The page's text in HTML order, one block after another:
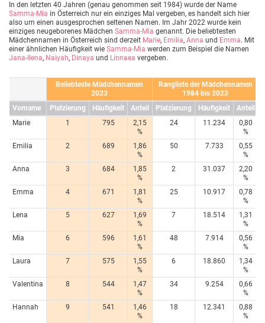
In den letzten 40 Jahren (genau genommen seit 1984) wurde der Name
Samma-Mia in Österreich nur ein einziges Mal vergeben, es handelt sich hier
also um einen ausgesprochen seltenen Namen. Im Jahr 2022 wurde kein
einziges neugeborenes Mädchen Samma-Mia genannt. Die beliebtesten
Mädchennamen in Österreich sind derzeit Marie, Emilia, Anna und Emma. Mit
einer ähnlichen Häufigkeit wie Samma-Mia werden zum Beispiel die Namen
Jana-Ilena, Naiyah, Dinaya und Linnaea vergeben.
Beliebteste Mädchennamen
2023
Rangliste der Mädchennamen
1984 bis 2023
Vorname
Platzierung Häufigkeit Anteil Platzierung Häufigkeit
Anteil
Marie
1 795
2,15
%
24 11.234
0,80
%
Emilia
2 689
1,86
%
50 7.733
0,55
%
Anna
3 684
1,85
%
2 31.037
2,20
%
Emma
4 671
1,81
%
25 10.917
0,78
%
Lena
5 627
1,69
%
7 18.514
1,31
%
Mia
6 596
1,61
%
48 7.914
0,56
%
Laura
7 575
1,55
%
6 18.860
1,34
%
Valentina
8 544
1,47
%
34 9.254
0,66
%
Hannah
9 541
1,46
%
18 12.341
0,88
%